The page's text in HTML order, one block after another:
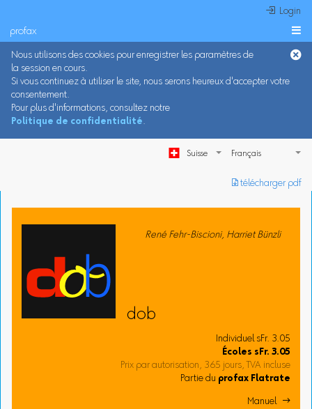
 Login
profax 
Nous utilisons des cookies pour enregistrer les paramètres de
la session en cours.
Si vous continuez à utiliser le site, nous serons heureux d'accepter votre
consentement.
Pour plus d'informations, consultez notre
Politique de confidentialité.
Suisse
︎ télécharger pdf
René Fehr-Biscioni, Harriet Bünzli
dob
Individuel sFr. 3.05
Écoles sFr. 3.05
Prix par autorisation, 365 jours, TVA incluse
Partie du profax Flatrate
Manuel 